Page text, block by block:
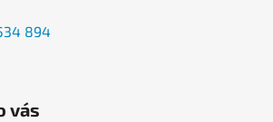
894
vás